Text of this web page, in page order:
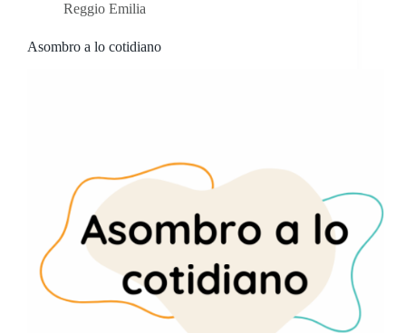
Reggio Emilia
Asombro a lo cotidiano